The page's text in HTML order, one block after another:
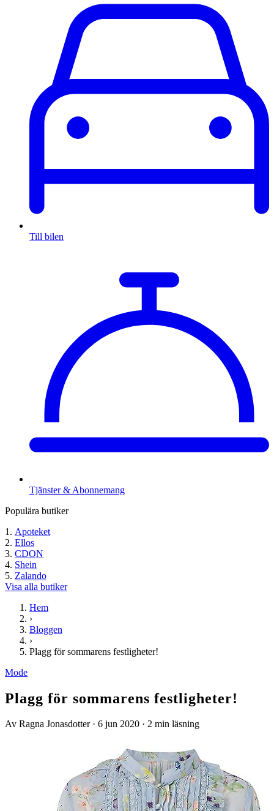
Till bilen
Tjänster & Abonnemang
Populära butiker
Apoteket
Ellos
CDON
Shein
Zalando
Visa alla butiker
Hem
›
Bloggen
›
Plagg för sommarens festligheter!
Mode
Plagg för sommarens festligheter!
Av Ragna Jonasdotter · 6 jun 2020 · 2 min läsning